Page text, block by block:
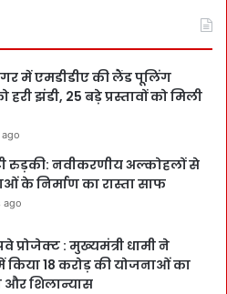
में एमडीडीए की लैंड पूलिंग
हरी झंडी, 25 बड़े प्रस्तावों को मिली
रुड़की: नवीकरणीय अल्कोहलों से
के निर्माण का रास्ता साफ
ago
प्रोजेक्ट : मुख्‍यमंत्री धामी ने
18 करोड़ की योजनाओं का
और शिलान्यास